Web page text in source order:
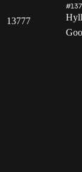
13777